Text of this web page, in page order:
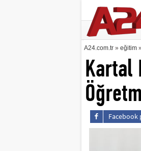
A24.com.tr» eğitim
Kartal
Facebook